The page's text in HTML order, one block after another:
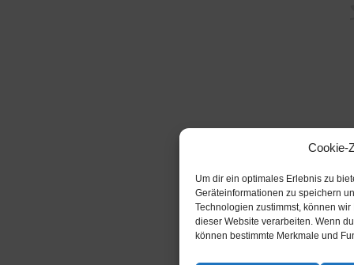
Cookie-
Um dir ein optimales Erlebnis zu
Geräteinformationen zu speichern
Technologien zustimmst, können
dieser Website verarbeiten. Wenn
können bestimmte Merkmale und